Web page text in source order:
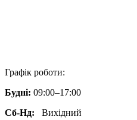
Графік роботи:
Будні: 09:00–17:00
Сб-Нд: Вихідний